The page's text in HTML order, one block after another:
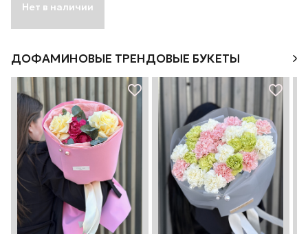
Нет в наличии
ДОФАМИНОВЫЕ ТРЕНДОВЫЕ БУКЕТЫ